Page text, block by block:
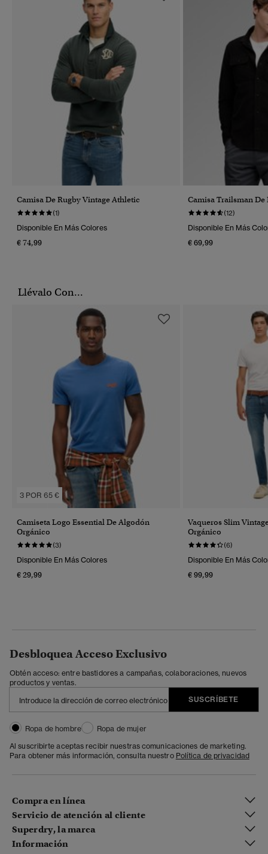
Camisa De Rugby Vintage Athletic
(1)
Disponible En Más Colores
€ 74,99
Camisa Trailsman De
(12)
Disponible En Más
€ 69,99
Llévalo Con...
3 POR 65 €
Camiseta Logo Essential De Algodón
Orgánico
(3)
Disponible En Más Colores
€ 29,99
Vaqueros Slim
Orgánico
(6)
Disponible En Más
€ 99,99
Desbloquea Acceso Exclusivo
Obtén acceso: entre bastidores a campañas, colaboraciones, nuevos
productos y ventas.
SUSCRÍBETE
Ropa de hombre
Ropa de mujer
Al suscribirte aceptas recibir nuestras comunicaciones de marketing.
Para obtener más información, consulta nuestro Política de privacidad
Compra en línea
Servicio de atención al cliente
Superdry, la marca
Información